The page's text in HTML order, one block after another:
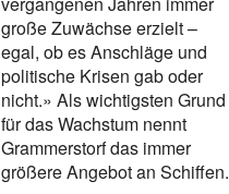
große Zuwächse erzielt –
egal, ob es Anschläge und
politische Krisen gab oder
nicht.» Als wichtigsten Grund
für das Wachstum nennt
Grammerstorf das immer
größere Angebot an Schiffen.